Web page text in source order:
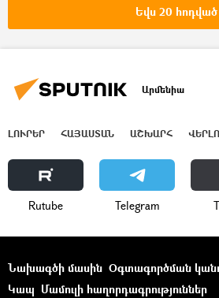
Եվս 20 հոդված
Արմենիա
ԼՈՒՐԵՐ ՀԱՅԱՍՏԱՆ ԱՇԽԱՐՀ
Rutube Telegram
Նախագծի մասին Օգտագործման
Կապ Մամուլի հաղորդագրություններ